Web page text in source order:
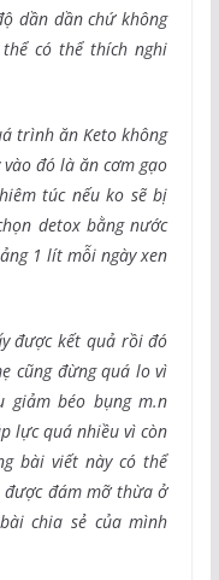
dần dần chứ không
có thể thích nghi
trình ăn Keto không
đó là ăn cơm gạo
túc nếu ko sẽ bị
detox bằng nước
1 lít mỗi ngày xen
được kết quả rồi đó
cũng đừng quá lo vì
giảm béo bụng m.n
lực quá nhiều vì còn
bài viết này có thể
được đám mỡ thừa ở
chia sẻ của mình